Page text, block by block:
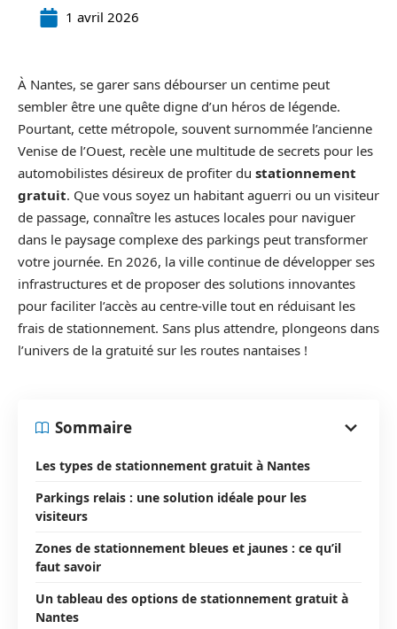
1 avril 2026
À Nantes, se garer sans débourser un centime peut
sembler être une quête digne d’un héros de légende.
Pourtant, cette métropole, souvent surnommée l’ancienne
Venise de l’Ouest, recèle une multitude de secrets pour les
automobilistes désireux de profiter du stationnement
gratuit. Que vous soyez un habitant aguerri ou un visiteur
de passage, connaître les astuces locales pour naviguer
dans le paysage complexe des parkings peut transformer
votre journée. En 2026, la ville continue de développer ses
infrastructures et de proposer des solutions innovantes
pour faciliter l’accès au centre-ville tout en réduisant les
frais de stationnement. Sans plus attendre, plongeons dans
l’univers de la gratuité sur les routes nantaises !
Sommaire
Les types de stationnement gratuit à Nantes
Parkings relais : une solution idéale pour les
visiteurs
Zones de stationnement bleues et jaunes : ce qu’il
faut savoir
Un tableau des options de stationnement gratuit à
Nantes